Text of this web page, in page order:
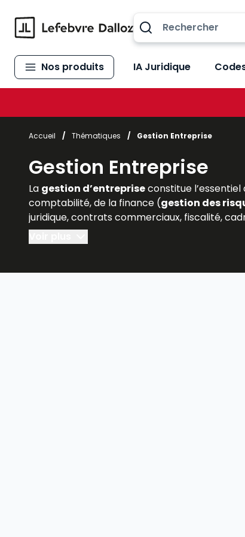
Nos produits IA Juridique
Accueil / Thématiques / Gestion Entreprise
Gestion Entreprise
La gestion d’entrepriseconstitue l’essentiel
comptabilité, de la finance (gestion des
juridique, contrats commerciaux, fiscalité,